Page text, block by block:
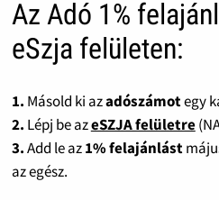
Az Adó 1%
eSzja felületen:
1. Másold ki azadószámotegy
2. Lépj be azeSZJA felületre
3.Add le az1% felajánlást
az egész.